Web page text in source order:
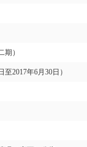
）
2017年6月30日）